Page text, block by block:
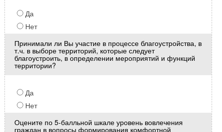
Да
Нет
Принимали ли Вы участие в процессе благоустройства, в
т.ч. в выборе территорий, которые следует
благоустроить, в определении мероприятий и функций
территории?
Да
Нет
Оцените по 5-балльной шкале уровень вовлечения
граждан в вопросы формирования комфортной